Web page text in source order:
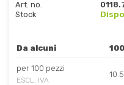
Art. no.
Stock
Da alcuni 100
per 100 pezzi
ESCL. IVA